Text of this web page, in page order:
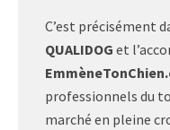
C’est précisément
QUALIDOG et
professionnels du
marché en pleine